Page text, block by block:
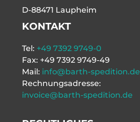
D-88471 Laupheim
KONTAKT
Tel: +49 7392 9749-0
Fax: +49 7392 9749-49
Mail: info@barth-spedition.de
Rechnungsadresse:
invoice@barth-spedition.de